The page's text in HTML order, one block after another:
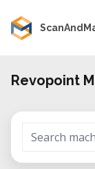
Revopoint